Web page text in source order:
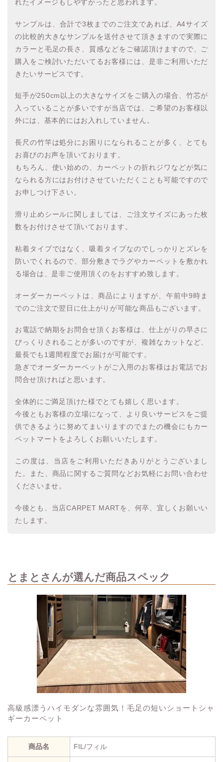
れたイメージもしやすかったと思われます。
サンプルは、合計で3枚までのご注文であれば、A4サイズ
の比較的大きなサンプルを送付させて頂きますので実際に
カラーと毛足の長さ、質感などをご確認頂けますので、ご
購入をご検討いただいてるお客様には、是非ご利用いただ
きたいサービスです。
短手が250cm以上の大きなサイズをご購入の場合、竹芯が
入っていることが多いですが当店では、ご希望のお客様以
外には、基本的にはお入れしていません。
長尺の竹竿は処分にお困りになられることが多く、とても
お喜びのお声を頂いております。
もちろん、使い始めの、カーペットの折れジワなどが気に
なられる方にはお付けさせていただくことも可能ですので
お申しつけ下さい。
滑り止めシールに関しましては、ご注文サイズにあった枚
数をお付けさせて頂いております。
粘着タイプではなく、吸着タイプなのでしっかりとズレを
防いでくれるので、部分敷きでラグやカーペットを敷かれ
る場合は、是非ご使用頂くのをおすすめ致します。
オーダーカーペットは、商品によりますが、午前中9時ま
でのご注文で翌日に仕上がりが可能な商品もございます。
お電話で納期をお問合せ頂くお客様は、仕上がりの早さに
びっくりされることが多いのですが、複雑なカットなど、
最長でも1週間程度でお届けが可能です。
急ぎでオーダーカーペットがご入用のお客様はお電話でお
問合せ頂ければと思います。
全体的にご満足頂けた様でとても嬉しく思います。
今後ともお客様の立場になって、より良いサービスをご提
供できるように努めてまいりますのでまたの機会にもカー
ペットマートをよろしくお願いいたします。
この度は、当店をご利用いただきありがとうございまし
た。また、商品に関するご質問などお気軽にお問い合わせ
くださいませ。
今後とも、当店CARPET MARTを、何卒、宜しくお願いい
たします。
とまとさんが選んだ商品スペック
高級感漂うハイモダンな雰囲気！毛足の短いショートシャ
ギーカーペット
商品名 FIL/フィル